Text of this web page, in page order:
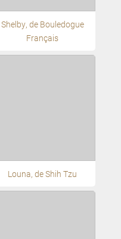
Shelby, de Bouledogue
Français
Louna, de Shih Tzu